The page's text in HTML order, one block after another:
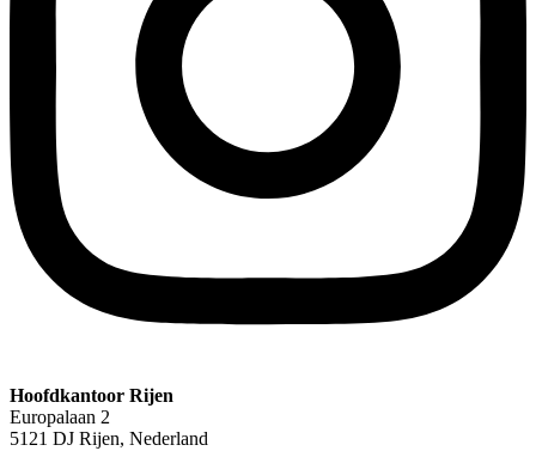
Hoofdkantoor Rijen
Europalaan 2
5121 DJ Rijen, Nederland